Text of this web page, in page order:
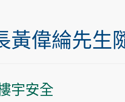
偉綸先生
宇安全